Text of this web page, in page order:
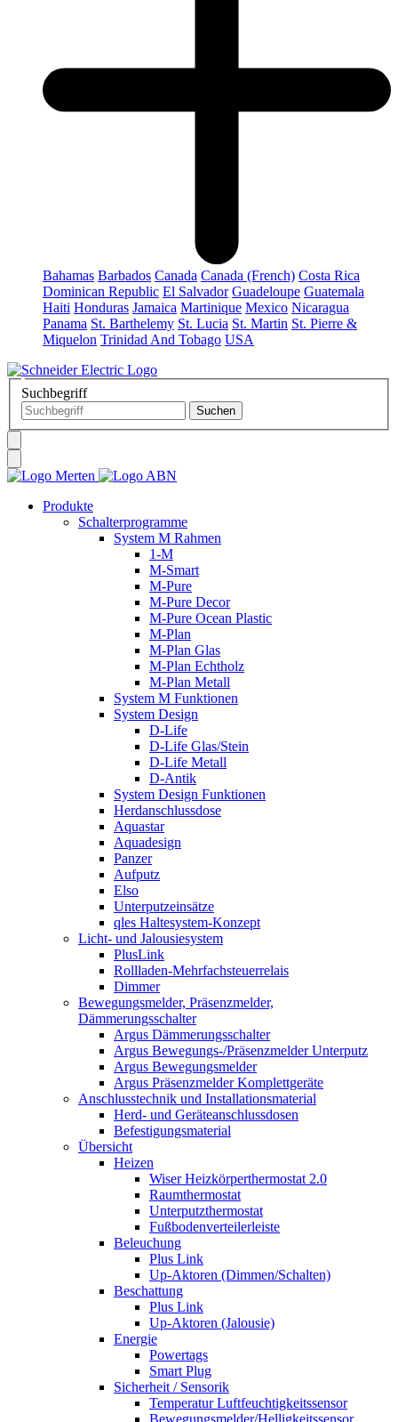
Bahamas Barbados Canada Canada (French) Costa Rica
Dominican Republic El Salvador Guadeloupe Guatemala
Haiti Honduras Jamaica Martinique Mexico Nicaragua
Panama St. Barthelemy St. Lucia St. Martin St. Pierre &
Miquelon Trinidad And Tobago USA
Suchbegriff
Produkte
Schalterprogramme
System M Rahmen
1-M
M-Smart
M-Pure
M-Pure Decor
M-Pure Ocean Plastic
M-Plan
M-Plan Glas
M-Plan Echtholz
M-Plan Metall
System M Funktionen
System Design
D-Life
D-Life Glas/Stein
D-Life Metall
D-Antik
System Design Funktionen
Herdanschlussdose
Aquastar
Aquadesign
Panzer
Aufputz
Elso
Unterputzeinsätze
qles Haltesystem-Konzept
Licht- und Jalousiesystem
PlusLink
Rollladen-Mehrfachsteuerrelais
Dimmer
Bewegungsmelder, Präsenzmelder,
Dämmerungsschalter
Argus Dämmerungsschalter
Argus Bewegungs-/Präsenzmelder Unterputz
Argus Bewegungsmelder
Argus Präsenzmelder Komplettgeräte
Anschlusstechnik und Installationsmaterial
Herd- und Geräteanschlussdosen
Befestigungsmaterial
Übersicht
Heizen
Wiser Heizkörperthermostat 2.0
Raumthermostat
Unterputzthermostat
Fußbodenverteilerleiste
Beleuchung
Plus Link
Up-Aktoren (Dimmen/Schalten)
Beschattung
Plus Link
Up-Aktoren (Jalousie)
Energie
Powertags
Smart Plug
Sicherheit / Sensorik
Temperatur Luftfeuchtigkeitssensor
Bewegungsmelder/Helligkeitssensor